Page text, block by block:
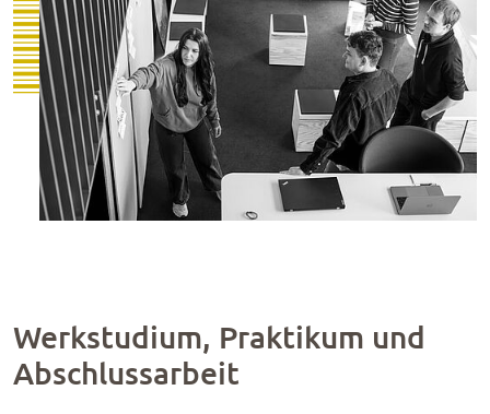
Werkstudium, Praktikum und
Abschlussarbeit